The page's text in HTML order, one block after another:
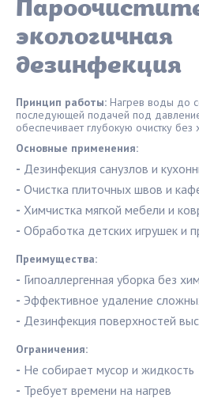
экологичная
дезинфекция
Принцип работы: Нагрев воды до
последующей подачей под
обеспечивает глубокую очистку без
Основные применения:
- Дезинфекция санузлов и
- Очистка плиточных швов и
- Химчистка мягкой мебели и
- Обработка детских игрушек и
Преимущества:
- Гипоаллергенная уборка без
- Эффективное удаление
- Дезинфекция поверхностей
Ограничения:
- Не собирает мусор и жидкость
- Требует времени на нагрев